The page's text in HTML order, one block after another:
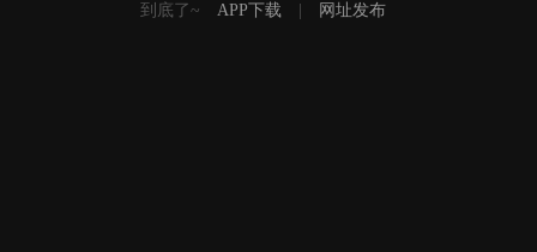
到底了~ APP下载 网址发布